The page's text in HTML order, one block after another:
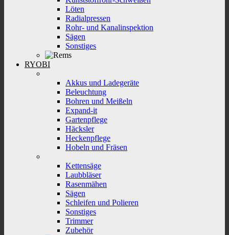
Löten
Radialpressen
Rohr- und Kanalinspektion
Sägen
Sonstiges
RYOBI
Akkus und Ladegeräte
Beleuchtung
Bohren und Meißeln
Expand-it
Gartenpflege
Häcksler
Heckenpflege
Hobeln und Fräsen
Kettensäge
Laubbläser
Rasenmähen
Sägen
Schleifen und Polieren
Sonstiges
Trimmer
Zubehör